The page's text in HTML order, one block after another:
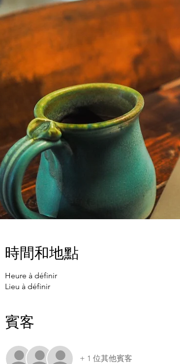
時間和地點
Heure à définir
Lieu à définir
賓客
+ 1 位其他賓客